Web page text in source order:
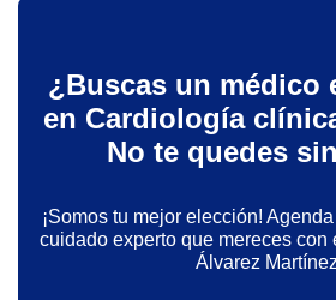
¿Buscas un médico
en Cardiología
No te quedes
¡Somos tu mejor elección!
cuidado experto que mereces con
Álvarez